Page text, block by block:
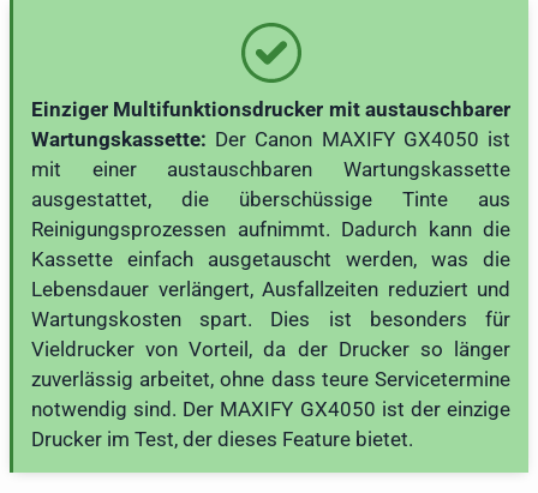
Einziger Multifunktionsdrucker mit austauschbarer
Wartungskassette: Der Canon MAXIFY GX4050 ist
mit einer austauschbaren Wartungskassette
ausgestattet, die überschüssige Tinte aus
Reinigungsprozessen aufnimmt. Dadurch kann die
Kassette einfach ausgetauscht werden, was die
Lebensdauer verlängert, Ausfallzeiten reduziert und
Wartungskosten spart. Dies ist besonders für
Vieldrucker von Vorteil, da der Drucker so länger
zuverlässig arbeitet, ohne dass teure Servicetermine
notwendig sind. Der MAXIFY GX4050 ist der einzige
Drucker im Test, der dieses Feature bietet.